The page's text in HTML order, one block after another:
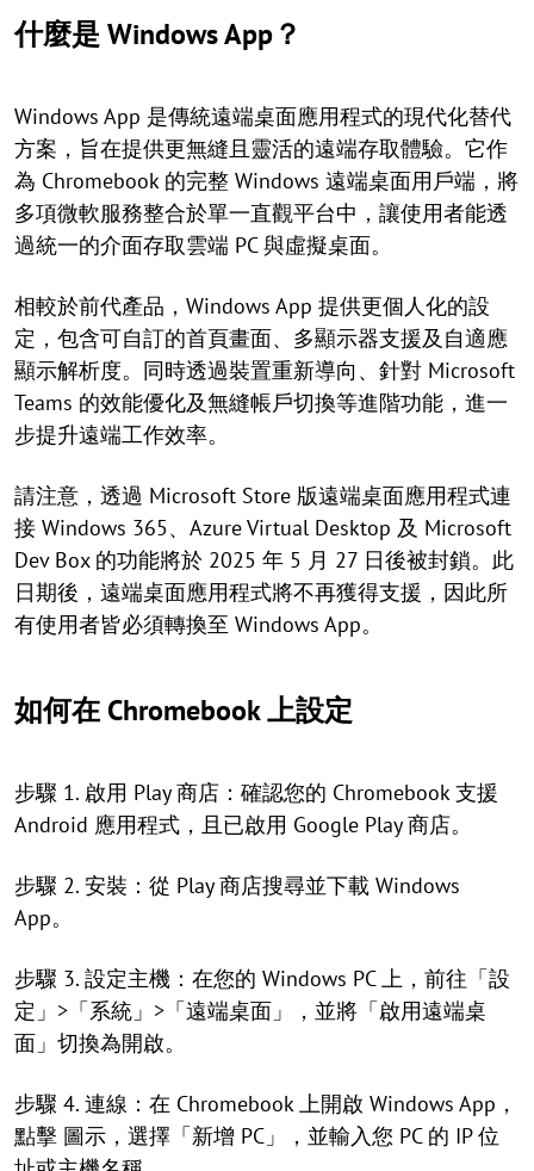
什麼是 Windows App？
Windows App 是傳統遠端桌面應用程式的現代化替代
方案，旨在提供更無縫且靈活的遠端存取體驗。它作
為 Chromebook 的完整 Windows 遠端桌面用戶端，將
多項微軟服務整合於單一直觀平台中，讓使用者能透
過統一的介面存取雲端 PC 與虛擬桌面。
相較於前代產品，Windows App 提供更個人化的設
定，包含可自訂的首頁畫面、多顯示器支援及自適應
顯示解析度。同時透過裝置重新導向、針對 Microsoft
Teams 的效能優化及無縫帳戶切換等進階功能，進一
步提升遠端工作效率。
請注意，透過 Microsoft Store 版遠端桌面應用程式連
接 Windows 365、Azure Virtual Desktop 及 Microsoft
Dev Box 的功能將於 2025 年 5 月 27 日後被封鎖。此
日期後，遠端桌面應用程式將不再獲得支援，因此所
有使用者皆必須轉換至 Windows App。
如何在 Chromebook 上設定
步驟 1. 啟用 Play 商店：確認您的 Chromebook 支援
Android 應用程式，且已啟用 Google Play 商店。
步驟 2. 安裝：從 Play 商店搜尋並下載 Windows
App。
步驟 3. 設定主機：在您的 Windows PC 上，前往「設
定」>「系統」>「遠端桌面」，並將「啟用遠端桌
面」切換為開啟。
步驟 4. 連線：在 Chromebook 上開啟 Windows App，
點擊 圖示，選擇「新增 PC」，並輸入您 PC 的 IP 位